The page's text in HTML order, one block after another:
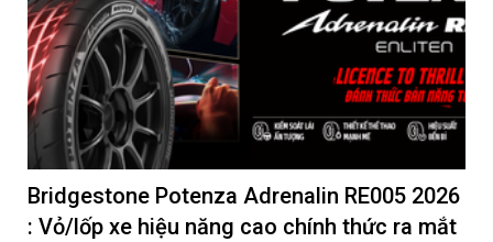
Bridgestone Potenza Adrenalin RE005 2026
: Vỏ/lốp xe hiệu năng cao chính thức ra mắt